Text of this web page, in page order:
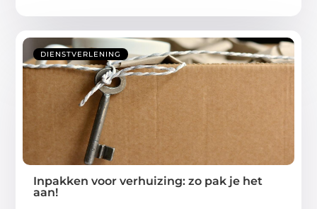
DIENSTVERLENING
Inpakken voor verhuizing: zo pak je het
aan!